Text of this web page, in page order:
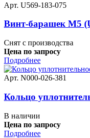
Арт. U569-183-075
Винт-барашек M5
Снят с производства
Цена по запросу
Подробнее
Арт. N000-026-381
Кольцо
В наличии
Цена по запросу
Подробнее